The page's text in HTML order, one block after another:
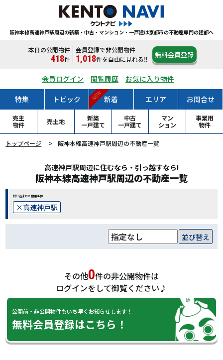
阪神本線高速神戸駅周辺の新築・中古・マンション・一戸建は京都市の不動産専門の建都へ
本日の公開物件
418件
会員登録で非公開物件
1,018件を自由に見れる‼ 無料会員登録
会員ログイン 閲覧履歴 お気に入り物件
特集 トピック 新着
NEW エリア お問合せ
売主
物件
売土地
新築
一戸建て
中古
一戸建て
マン
ション
事業用
物件
トップページ 阪神本線高速神戸駅周辺の不動産一覧
高速神戸駅周辺に住むなら・引っ越すなら!
阪神本線高速神戸駅周辺の不動産一覧
絞り込まれた検索条件
高速神戸駅
並び替え
その他0件の非公開物件は
ログインをして御覧ください♪
公開前・非公開物件もいち早くお知らせします！
無料会員登録はこちら！